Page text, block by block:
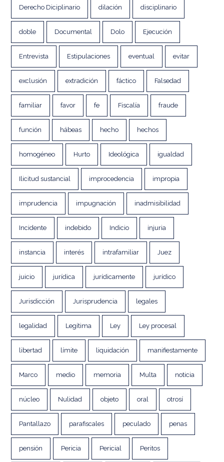
Derecho Diciplinario dilación disciplinario
doble Documental Dolo Ejecución
Entrevista Estipulaciones eventual evitar
exclusión extradición fáctico Falsedad
familiar favor fe Fiscalía fraude
función hábeas hecho hechos
homogéneo Hurto Ideológica igualdad
Ilicitud sustancial improcedencia impropia
imprudencia impugnación inadmisibilidad
Incidente indebido Indicio injuria
instancia interés intrafamiliar Juez
juicio jurídica jurídicamente jurídico
Jurisdicción Jurisprudencia legales
legalidad Legítima Ley Ley procesal
libertad límite liquidación manifiestamente
Marco medio memoria Multa noticia
núcleo Nulidad objeto oral otrosí
Pantallazo parafiscales peculado penas
pensión Pericia Pericial Peritos